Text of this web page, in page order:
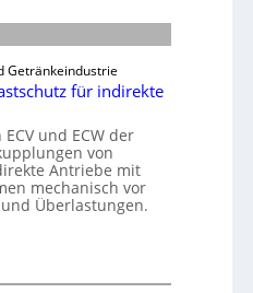
Getränkeindustrie
für indirekte
und ECW der
von
Antriebe mit
mechanisch vor
Überlastungen.